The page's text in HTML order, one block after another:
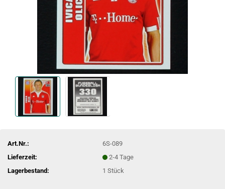
Art.Nr.:
6S-089
Lieferzeit:
2-4 Tage
Lagerbestand:
1Stück